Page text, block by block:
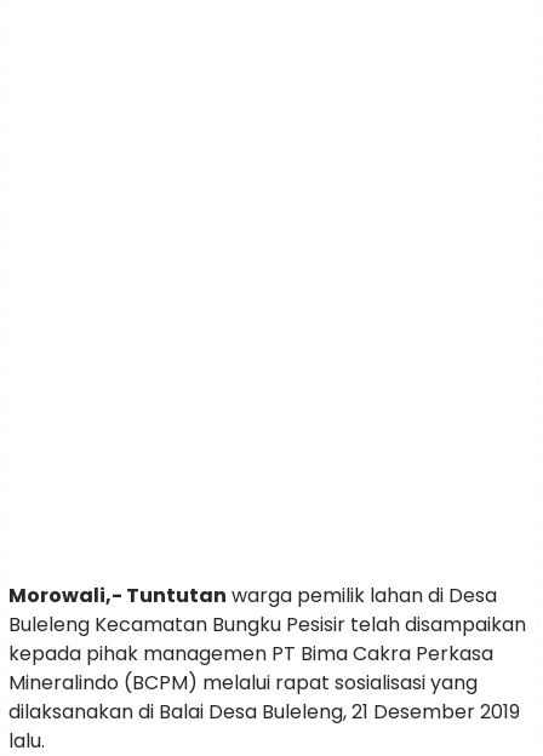
Morowali,- Tuntutan warga pemilik lahan di Desa
Buleleng Kecamatan Bungku Pesisir telah disampaikan
kepada pihak managemen PT Bima Cakra Perkasa
Mineralindo (BCPM) melalui rapat sosialisasi yang
dilaksanakan di Balai Desa Buleleng, 21 Desember 2019
lalu.